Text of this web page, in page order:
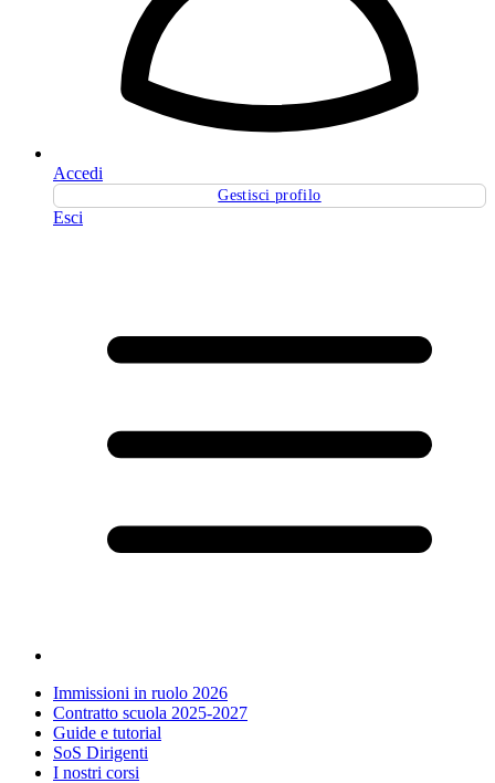
Accedi
Gestisci profilo
Esci
Immissioni in ruolo 2026
Contratto scuola 2025-2027
Guide e tutorial
SoS Dirigenti
I nostri corsi